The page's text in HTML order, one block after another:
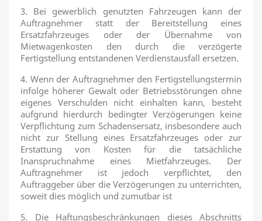
3. Bei gewerblich genutzten Fahrzeugen kann der
Auftragnehmer statt der Bereitstellung eines
Ersatzfahrzeuges oder der Übernahme von
Mietwagenkosten den durch die verzögerte
Fertigstellung entstandenen Verdienstausfall ersetzen.
4. Wenn der Auftragnehmer den Fertigstellungstermin
infolge höherer Gewalt oder Betriebsstörungen ohne
eigenes Verschulden nicht einhalten kann, besteht
aufgrund hierdurch bedingter Verzögerungen keine
Verpflichtung zum Schadensersatz, insbesondere auch
nicht zur Stellung eines Ersatzfahrzeuges oder zur
Erstattung von Kosten für die tatsächliche
Inanspruchnahme eines Mietfahrzeuges. Der
Auftragnehmer ist jedoch verpflichtet, den
Auftraggeber über die Verzögerungen zu unterrichten,
soweit dies möglich und zumutbar ist
5. Die Haftungsbeschränkungen dieses Abschnitts